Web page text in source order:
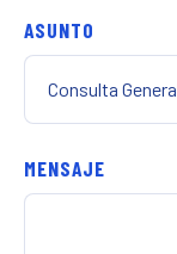
ASUNTO
MENSAJE